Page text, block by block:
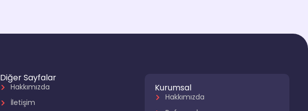
Diğer Sayfalar
Hakkımızda
İletişim
Kurumsal
Hakkımızda